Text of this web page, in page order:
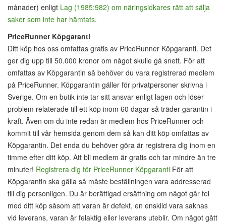
månader) enligt Lag (1985:982) om näringsidkares rätt att sälja
saker som inte har hämtats.
PriceRunner Köpgaranti
Ditt köp hos oss omfattas gratis av PriceRunner Köpgaranti. Det
ger dig upp till 50.000 kronor om något skulle gå snett. För att
omfattas av Köpgarantin så behöver du vara registrerad medlem
på PriceRunner. Köpgarantin gäller för privatpersoner skrivna i
Sverige. Om en butik inte tar sitt ansvar enligt lagen och löser
problem relaterade till ett köp inom 60 dagar så träder garantin i
kraft. Även om du inte redan är medlem hos PriceRunner och
kommit till vår hemsida genom dem så kan ditt köp omfattas av
Köpgarantin. Det enda du behöver göra är registrera dig inom en
timme efter ditt köp. Att bli medlem är gratis och tar mindre än tre
minuter! Registrera dig för PriceRunner Köpgaranti För att
Köpgarantin ska gälla så måste beställningen vara addresserad
till dig personligen. Du är berättigad ersättning om något går fel
med ditt köp såsom att varan är defekt, en enskild vara saknas
vid leverans, varan är felaktig eller leverans uteblir. Om något gått